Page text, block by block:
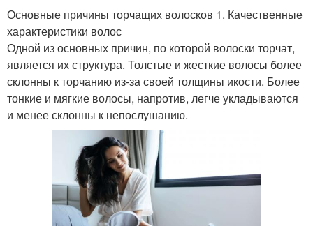
Основные причины торчащих волосков 1. Качественные
характеристики волос
Одной из основных причин, по которой волоски торчат,
является их структура. Толстые и жесткие волосы более
склонны к торчанию из-за своей толщины икости. Более
тонкие и мягкие волосы, напротив, легче укладываются
и менее склонны к непослушанию.